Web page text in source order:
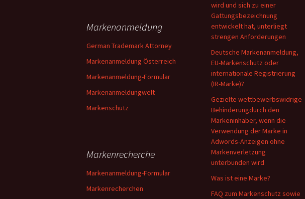
wird und sich zu einer
Gattungsbezeichnung
entwickelt hat, unterliegt
strengen Anforderungen
Deutsche Markenanmeldung,
EU-Markenschutz oder
internationale Registrierung
(IR-Marke)?
Gezielte wettbewerbswidrige
Behinderungdurch den
Markeninhaber, wenn die
Verwendung der Marke in
Adwords-Anzeigen ohne
Markenverletzung
unterbunden wird
Was ist eine Marke?
FAQ zum Markenschutz sowie
Markenanmeldung
German Trademark Attorney
Markenanmeldung Österreich
Markenanmeldung-Formular
Markenanmeldungwelt
Markenschutz
Markenrecherche
Markenanmeldung-Formular
Markenrecherchen